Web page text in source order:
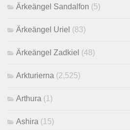
Ärkeängel Sandalfon (5)
Ärkeängel Uriel (83)
Ärkeängel Zadkiel (48)
Arkturierna (2,525)
Arthura (1)
Ashira (15)